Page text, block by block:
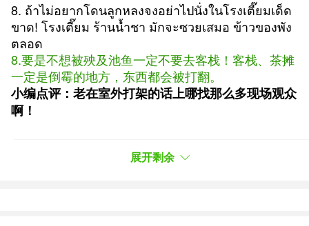
8. ถ้าไม่อยากโดนลูกหลงจงอย่าไปนั่งในโรงเตี๊ยมเด็ด
ขาด! โรงเตี๊ยม ร้านน้ำชา มักจะซวยเสมอ ข้าวของพัง
ตลอด
8.要是不想被殃及池鱼一定不要去客栈！客栈、茶摊
一定是倒霉的地方，东西都会被打翻。
小编点评：老在室外打架的话上哪找那么多现场观众
啊！
展开剩余